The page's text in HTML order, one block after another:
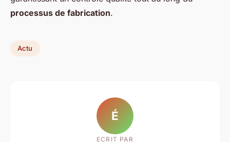
processus de fabrication.
Actu
É
ECRIT PAR